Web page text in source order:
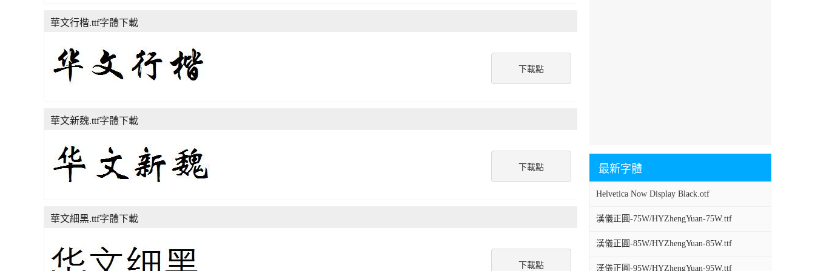
最新字體
Helvetica Now Display Black.otf
漢儀正圓-75W/HYZhengYuan-75W.ttf
漢儀正圓-85W/HYZhengYuan-85W.ttf
漢儀正圓-95W/HYZhengYuan-95W.ttf
下載點
華文行楷.ttf字體下載
下載點
華文新魏.ttf字體下載
下載點
華文細黑.ttf字體下載